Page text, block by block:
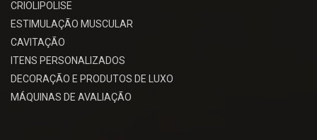
CRIOLIPOLISE
ESTIMULAÇÃO MUSCULAR
CAVITAÇÃO
ITENS PERSONALIZADOS
DECORAÇÃO E PRODUTOS DE LUXO
MÁQUINAS DE AVALIAÇÃO